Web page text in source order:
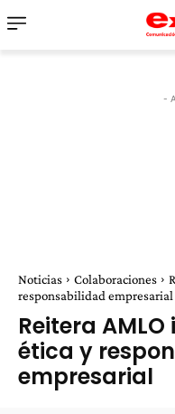
-
Noticias Colaboraciones
responsabilidad empresarial
Reitera
ética y
empresarial